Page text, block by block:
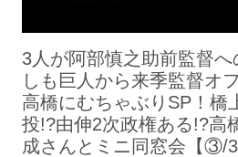
3人が阿部慎之助前監督
しも巨人から来季監督オ
高橋にむちゃぶりSP！橋
投!?由伸2次政権ある!?高
成さんとミニ同窓会【③/3